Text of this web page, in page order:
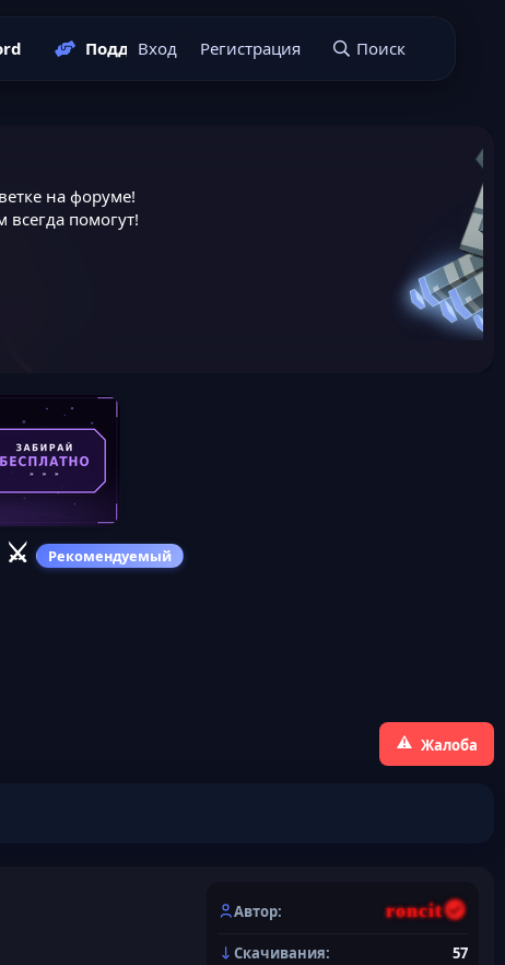
Поддержать нас Подать заявку
Вход Регистрация Поиск
на форуме!
помогут!
⚔️ Рекомендуемый
Жалоба
Автор roncit
Скачивания
57